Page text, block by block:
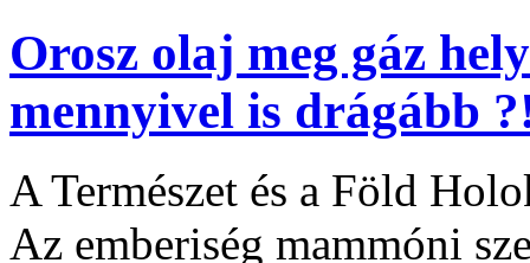
Orosz olaj meg gáz
mennyivel is drágább
A Természet és a Föld
Az emberiség mammóni